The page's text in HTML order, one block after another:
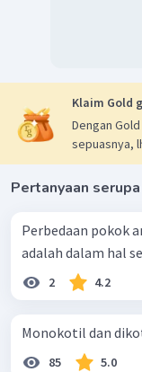
Klaim Gold
Dengan
sepuasnya,
Pertanyaan serupa
Perbedaan pokok
adalah dalam hal
2 4.2
Monokotil dan
85 5.0